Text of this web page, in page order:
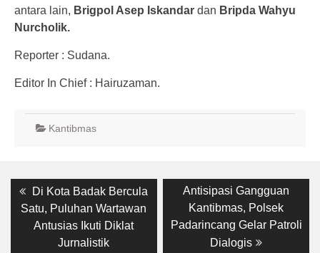
antara lain, Brigpol Asep Iskandar dan Bripda Wahyu
Nurcholik.
Reporter : Sudana.
Editor In Chief : Hairuzaman.
Kantibmas
Post
navigation
Previous
post:
Di Kota Badak Bercula
Satu, Puluhan Wartawan
Antusias Ikuti Diklat
Jurnalistik
Next
post:
Antisipasi Gangguan
Kantibmas, Polsek
Padarincang Gelar Patroli
Dialogis